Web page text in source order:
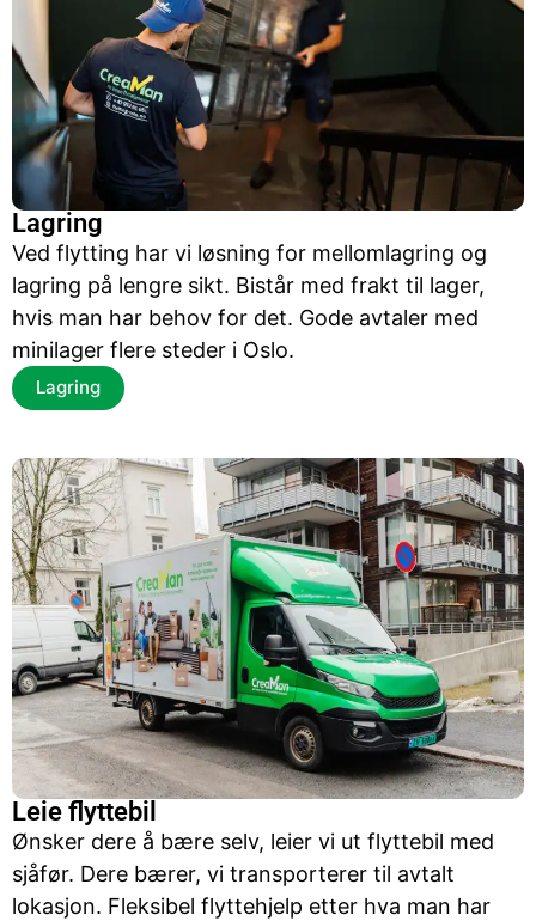
Lagring
Ved flytting har vi løsning for mellomlagring og
lagring på lengre sikt. Bistår med frakt til lager,
hvis man har behov for det. Gode avtaler med
minilager flere steder i Oslo.
Lagring
Leie flyttebil
Ønsker dere å bære selv, leier vi ut flyttebil med
sjåfør. Dere bærer, vi transporterer til avtalt
lokasjon. Fleksibel flyttehjelp etter hva man har